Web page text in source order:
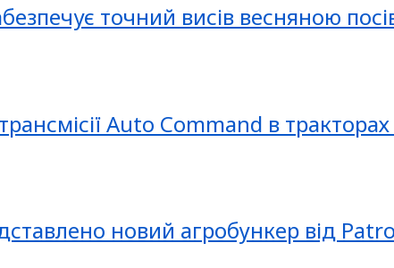
точний висів весняною
Auto Command в
новий агробункер від